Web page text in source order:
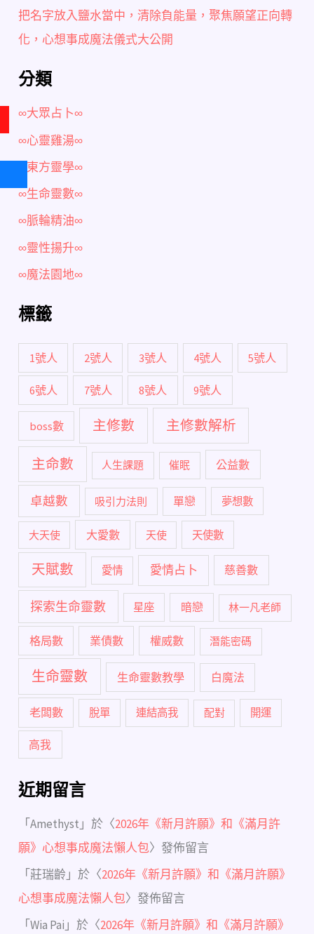
把名字放入鹽水當中，清除負能量，聚焦願望正向轉
化，心想事成魔法儀式大公開
分類
∞大眾占卜∞
∞心靈雞湯∞
∞東方靈學∞
∞生命靈數∞
∞脈輪精油∞
∞靈性揚升∞
∞魔法園地∞
標籤
1號人 2號人 3號人 4號人 5號人
6號人 7號人 8號人 9號人
boss數 主修數 主修數解析
主命數 人生課題 催眠 公益數
卓越數 吸引力法則 單戀 夢想數
大天使 大愛數 天使 天使數
天賦數 愛情 愛情占卜 慈善數
探索生命靈數 星座 暗戀 林一凡老師
格局數 業債數 權威數 潛能密碼
生命靈數 生命靈數教學 白魔法
老闆數 脫單 連結高我 配對 開運
高我
近期留言
「Amethyst 」於〈2026年《新月許願》和《滿月許
願》心想事成魔法懶人包〉發佈留言
「莊瑞齡 」於〈2026年《新月許願》和《滿月許願》
心想事成魔法懶人包〉發佈留言
「Wia Pai 」於〈2026年《新月許願》和《滿月許願》